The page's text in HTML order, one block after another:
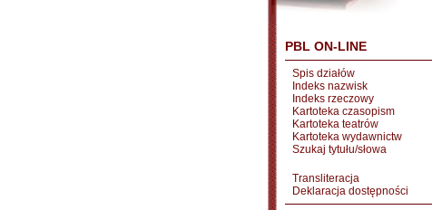
PBL ON-LINE
Spis działów
Indeks nazwisk
Indeks rzeczowy
Kartoteka czasopism
Kartoteka teatrów
Kartoteka wydawnictw
Szukaj tytułu/słowa
Transliteracja
Deklaracja dostępności